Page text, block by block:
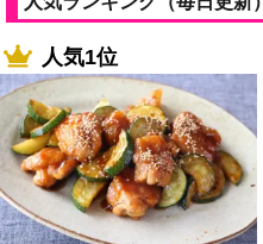
人気1位